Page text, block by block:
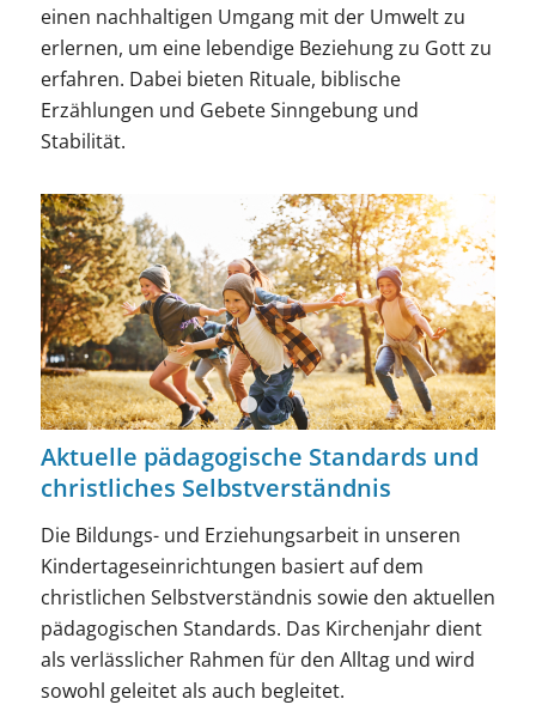
einen nachhaltigen Umgang mit der Umwelt zu
erlernen, um eine lebendige Beziehung zu Gott zu
erfahren. Dabei bieten Rituale, biblische
Erzählungen und Gebete Sinngebung und
Stabilität.
1 2 3
Aktuelle pädagogische Standards und
christliches Selbstverständnis
Die Bildungs- und Erziehungsarbeit in unseren
Kindertageseinrichtungen basiert auf dem
christlichen Selbstverständnis sowie den aktuellen
pädagogischen Standards. Das Kirchenjahr dient
als verlässlicher Rahmen für den Alltag und wird
sowohl geleitet als auch begleitet.